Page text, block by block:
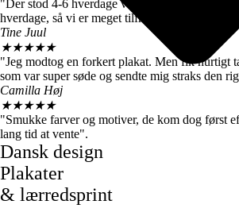
"Der stod 4-6 hverdage ved levering. Vi fik
hverdage, så vi er meget tilfredse. De store
Tine Juul
★★★★★
"Jeg modtog en forkert plakat. Men fik hurtigt
som var super søde og sendte mig straks den
Camilla Høj
★★★★★
"Smukke farver og motiver, de kom dog først
lang tid at vente".
Dansk design
Plakater
& lærredsprint